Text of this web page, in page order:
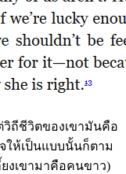
วิถีชีวิตของเขามันคือ
ให้เป็นแบบนั้นก็ตาม
งเขามาคือคนขาว)